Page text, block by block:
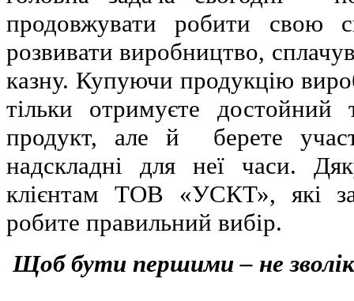
продовжувати робити свою
розвивати виробництво,
казну. Купуючи продукцію
тільки отримуєте достойний
продукт, але й берете
надскладні для неї часи.
клієнтам ТОВ «УСКТ», які
робите правильний вибір.
Щоб бути першими – не